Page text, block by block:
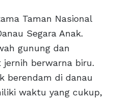
Taman Nasional
Segara Anak.
gunung dan
berwarna biru.
berendam di danau
waktu yang cukup,